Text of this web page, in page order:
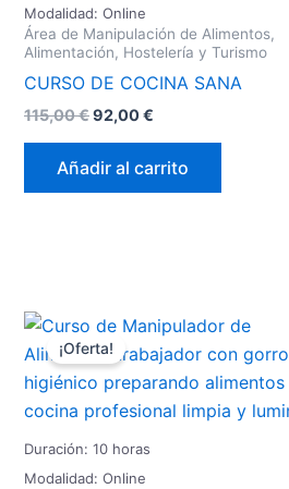
Modalidad: Online
Área de Manipulación de Alimentos,
Alimentación, Hostelería y Turismo
CURSO DE COCINA SANA
115,00€92,00€
Añadir al carrito
Duración: 10 horas
Modalidad: Online
¡Oferta!
El
precio
original
era:
86,25 €.
El
precio
actual
es: